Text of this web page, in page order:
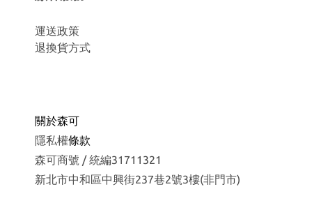
運送政策
退換貨方式
關於森可
隱私權條款
森可商號 / 統編31711321
新北市中和區中興街237巷2號3樓(非門市)